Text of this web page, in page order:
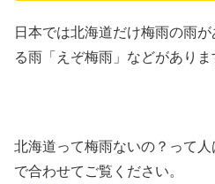
日本では北海道だけ梅雨の雨
る雨「えぞ梅雨」などがありま
北海道って梅雨ないの？って
で合わせてご覧ください。